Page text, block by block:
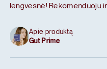
lengvesnė! Rekomenduoju
Apie produktą
Gut Prime